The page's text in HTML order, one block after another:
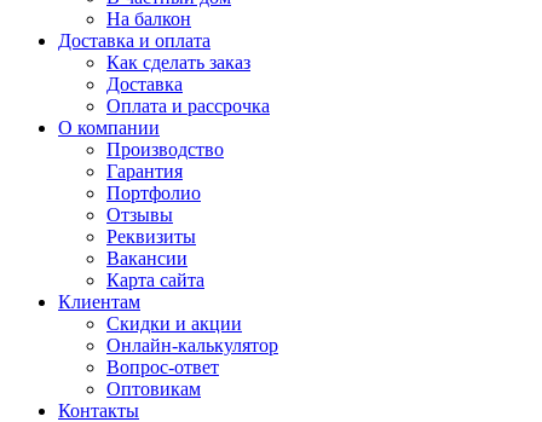
На балкон
Доставка и оплата
Как сделать заказ
Доставка
Оплата и рассрочка
О компании
Производство
Гарантия
Портфолио
Отзывы
Реквизиты
Вакансии
Карта сайта
Клиентам
Скидки и акции
Онлайн-калькулятор
Вопрос-ответ
Оптовикам
Контакты